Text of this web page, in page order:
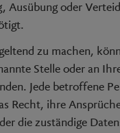
Ausübung oder
zu machen,
Stelle oder an
Jede betroffene
Recht, ihre
die zuständige